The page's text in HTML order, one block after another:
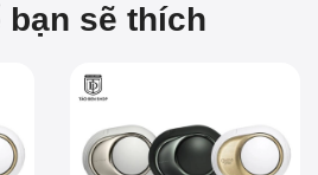
bạn sẽ thích